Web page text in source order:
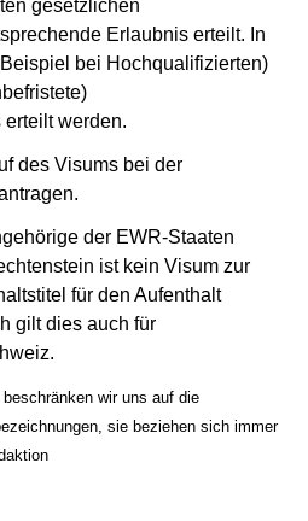
gesetzlichen
Erlaubnis erteilt. In
bei Hochqualifizierten)
werden.
des Visums bei der
der EWR-Staaten
ist kein Visum zur
für den Aufenthalt
gilt dies auch für
geöffnet)wir uns auf die
sie beziehen sich immer